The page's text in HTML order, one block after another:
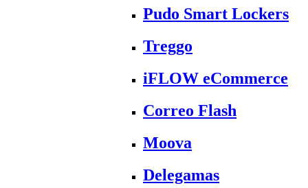
Pudo Smart Lockers
Treggo
iFLOW eCommerce
Correo Flash
Moova
Delegamas